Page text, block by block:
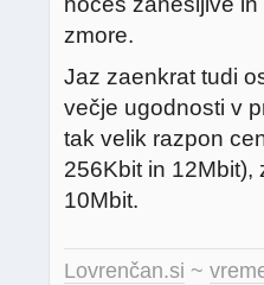
zmore.
Jaz zaenkrat tudi
večje ugodnosti v
tak velik razpon
256Kbit in
10Mbit.
Lovrenčan.si ~